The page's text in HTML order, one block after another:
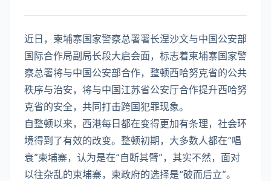
近日，柬埔寨国家警察总署署长涅沙文与中国公安部
国际合作局副局长段大启会面，标志着柬埔寨国家警
察总署将与中国公安部合作，整顿西哈努克省的公共
秩序与治安，将与中国江苏省公安厅合作提升西哈努
克省的安全，共同打击跨国犯罪现象。
自整顿以来，西港每日都在变得更加有条理，社会环
境得到了有效的改变。整顿初期，大多数人都在“唱
衰”柬埔寨，认为是在“自断其臂”，其实不然，面对
以往杂乱的柬埔寨，柬政府的选择是“破而后立”。